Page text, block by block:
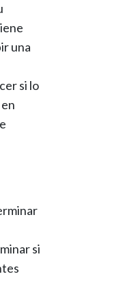
una
si lo
si